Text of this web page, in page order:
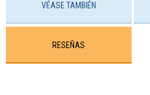
VÉASE TAMBIÉN
RESEÑAS